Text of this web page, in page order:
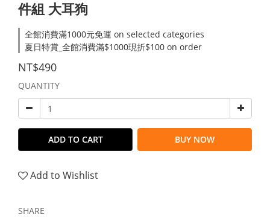
件組 大耳狗
全館消費滿1000元免運 on selected categories
夏日特賞_全館消費滿$1000現折$100 on order
NT$490
QUANTITY
ADD TO CART BUY NOW
Add to Wishlist
SHARE